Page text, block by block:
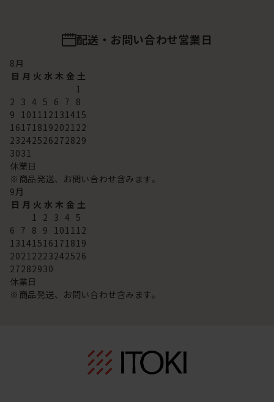
配送・お問い合わせ営業日
8月
日 月 火 水 木 金 土
1
2 3 4 5 6 7 8
9 101112131415
16171819202122
23242526272829
3031
休業日
※商品発送、お問い合わせ含みます。
9月
日 月 火 水 木 金 土
1 2 3 4 5
6 7 8 9 101112
13141516171819
20212223242526
27282930
休業日
※商品発送、お問い合わせ含みます。